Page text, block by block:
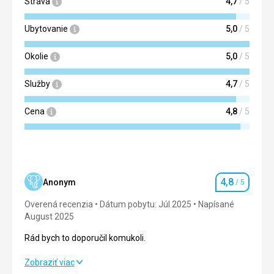
Táto recenzia bola preložená automaticky pomocou
Google Translate
Ubytovanie 5,0 / 5
Okolie 5,0 / 5
Služby 4,7 / 5
Cena 4,8 / 5
Anonym Hodnotenie
4,8 / 5
Overená recenzia Dátum pobytu: Júl 2025
Napísané
August 2025
Rád bych to doporučil komukoli.
Rád bych to doporučil komukoli.
Zobraziť viac